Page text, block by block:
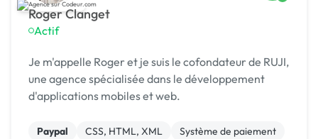
Roger Clanget
Actif
Je m'appelle Roger et je suis le cofondateur de RUJI,
une agence spécialisée dans le développement
d'applications mobiles et web.
Paypal CSS, HTML, XML
Système de paiement